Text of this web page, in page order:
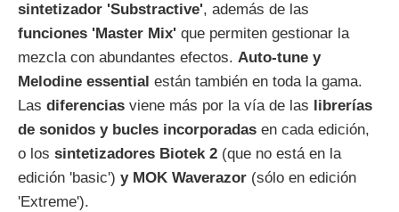
sintetizador 'Substractive', además de las
funciones 'Master Mix' que permiten gestionar la
mezcla con abundantes efectos. Auto-tune y
Melodine essential están también en toda la gama.
Las diferencias viene más por la vía de las librerías
de sonidos y bucles incorporadas en cada edición,
o los sintetizadores Biotek 2 (que no está en la
edición 'basic') y MOK Waverazor (sólo en edición
'Extreme').